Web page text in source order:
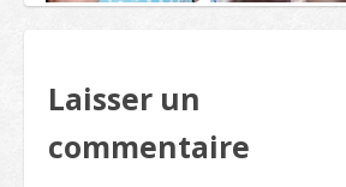
Laisser un
commentaire